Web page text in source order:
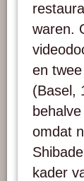
waren.
en
(Basel,
omdat
kader